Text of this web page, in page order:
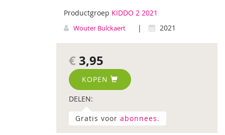
Productgroep KIDDO 2 2021
Wouter Bulckaert | 2021
€ 3,95
KOPEN
DELEN:
Gratis voor abonnees.